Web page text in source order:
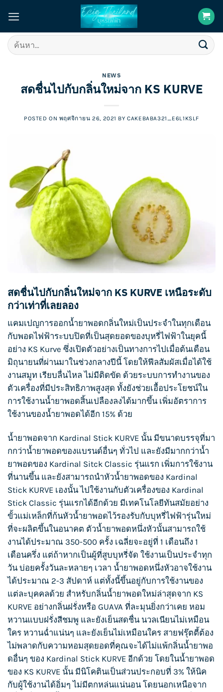
content
ค้นหา:
NEWS
สดชื่นไปกับกลิ่นใหม่จาก KS KURVE
POSTED ON พฤศจิกายน 26, 2021 BYCAKEBABA321_E6L1KSLF
สดชื่นไปกับกลิ่นใหม่จาก KS KURVE เหนือระดับ
กว่าเท่าที่เลยลอง
แคมเปญการออกน้ำยาพอดกลิ่นใหม่เป็นประจำในทุกเดือน
กับพอดไฟฟ้าระบบปิดที่เป็นสุดยอดของบุหรี่ไฟฟ้าในยุคนี้
อย่าง KS Kurve ซึ่งเปิดตัวอย่างเป็นทางการไปเมื่อต้นเดือน
มิถุนายนที่ผ่านมาในช่วงกลางปีนี้ โดยให้ฟีลสัมผัสเมื่อได้ใช้
งานสมูท เรียบลื่นไหล ไม่มีติดขัด ด้วยระบบการทำงานของ
ตัวเครื่องที่มีประสิทธิภาพสูงสุด ทั้งยังช่วยเอื้อประโยชน์ใน
การใช้งานน้ำยาพอดสิ้นเปลืองลงได้มากขึ้น เพิ่มอัตราการ
ใช้งานของน้ำยาพอดได้อีก 15% ด้วย
น้ำยาพอดจาก Kardinal Stick KURVE นั้น มีขนาดบรรจุที่มา
กกว่าน้ำยาพอดของแบรนด์อื่นๆ ทั่วไป และยังมีมากกว่าน้ำ
ยาพอดของ Kardinal Sitck Classic รุ่นแรก เพิ่มการใช้งาน
ที่นานขึ้น และยังสามารถนำหัวน้ำยาพอดของ Kardinal
Stick KURVE เองนั้น ไปใช้งานกับตัวเครื่องของ Kardinal
Stick Classic รุ่นแรกได้อีกด้วย มีเทคโนโลยีทันสมัยอย่าง
ขั้วแม่เหล็กที่ก้นหัวน้ำยาพอดไว้รองรับกับบุหรี่ไฟฟ้ารุ่นใหม่
ที่จะผลิตขึ้นในอนาคต ตัวน้ำยาพอดหนึ่งหัวนั้นสามารถใช้
งานได้ประมาณ 350-500 ครั้ง เฉลี่ยจะอยู่ที่ 1 เดือนถึง 1
เดือนครึ่ง แต่ถ้าหากเป็นผู้ที่สูบบุหรี่จัด ใช้งานเป็นประจำทุก
วัน บ่อยครั้งวันละหลายๆ เวลา น้ำยาพอดหนึ่งหัวอาจใช้งาน
ได้ประมาณ 2-3 สัปดาห์ แต่ทั้งนี้ขึ้นอยู่กับการใช้งานของ
แต่ละบุคคลด้วย สำหรับกลิ่นน้ำยาพอดใหม่ล่าสุดจาก KS
KURVE อย่างกลิ่นฝรั่งหรือ GUAVA ที่ละมุนยิ่งกว่าเคย หอม
หวานแบบฝรั่งสีชมพู และยังเย็นสดชื่น นวลเนียนไม่เหมือน
ใคร หวานฉ่ำแน่นๆ และยังเย็นไม่เหมือนใคร สายฟรุ๊ตตี้ต้อง
ไม่พลาดกับความหอมสุดยอดที่คุณจะได้ไม่แพ้กลิ่นน้ำยาพอ
ดอื่นๆ ของ Kardinal Stick KURVE อีกด้วย โดยในน้ำยาพอด
ของ KS KURVE นั้น มีนิโคตินเป็นส่วนประกอบที่ 3% ให้นิค
กับผู้ใช้งานได้อิ่มๆ ไม่มีตกหล่นแน่นอน โดยนอกเหนือจาก